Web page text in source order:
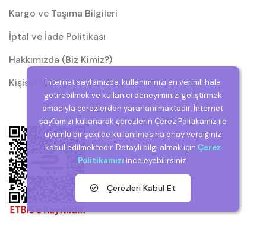
Kargo ve Taşıma Bilgileri
İptal ve İade Politikası
Hakkımızda (Biz Kimiz?)
Kişisel Verilerin Korunması (KVKK)
İnternet sayfamızda, kullanımınızı en verimli hale
getirebilmek ve kullanıcı deneyiminizi geliştirmek
amacıyla çerezlerden yararlanılmaktadır. İnternet
sayfamızı kullanarak çerezlerin Çerez Politikamız ile
uyumlu bir şekilde kullanılmasına onay verdiğiniz
kabul edilmektedir. Detaylı bilgi almak için Çerez
Politikamızı inceleyebilirsiniz.
Çerezleri Kabul Et